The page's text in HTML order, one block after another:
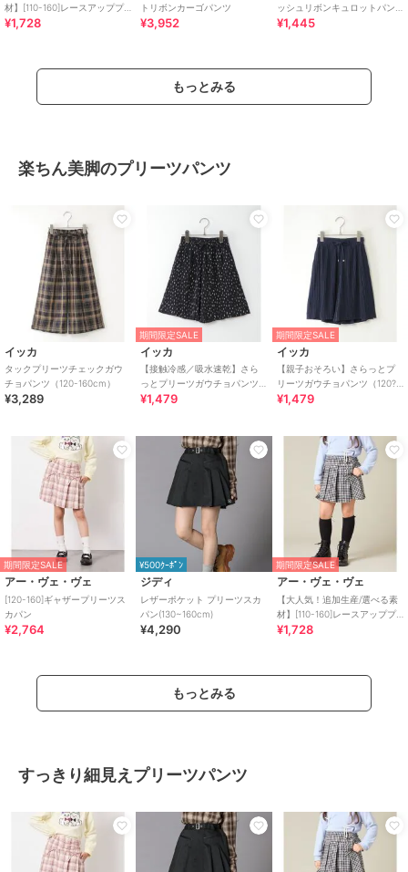
材】[110-160]レースアッププ
リーツスカパン
¥1,728
トリボンカーゴパンツ
¥3,952
ッシュリボンキュロットパン
ツ（120?160cm）
¥1,445
もっとみる
楽ちん美脚のプリーツパンツ
イッカ
タックプリーツチェックガウ
チョパンツ（120-160cm）
¥3,289
期間限定SALE
イッカ
【接触冷感／吸水速乾】さら
っとプリーツガウチョパンツ
(100?160cm)【親子コーデ】
¥1,479
期間限定SALE
イッカ
【親子おそろい】さらっとプ
リーツガウチョパンツ（120?
160cm）
¥1,479
期間限定SALE
アー・ヴェ・ヴェ
[120-160]ギャザープリーツス
カパン
¥2,764
¥500ｸｰﾎﾟﾝ
ジディ
レザーポケット プリーツスカ
パン(130~160cm)
¥4,290
期間限定SALE
アー・ヴェ・ヴェ
【大人気！追加生産/選べる素
材】[110-160]レースアッププ
リーツスカパン
¥1,728
もっとみる
すっきり細見えプリーツパンツ